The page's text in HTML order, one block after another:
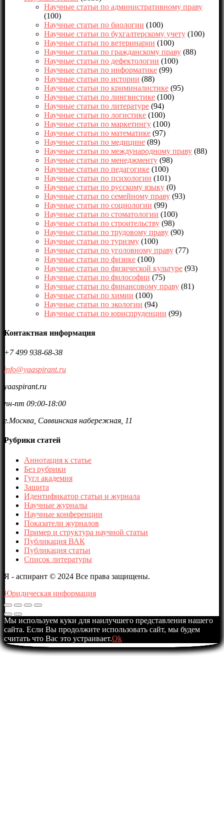
Научные статьи по административному праву
(100)
Научные статьи по биологии (100)
Научные статьи по бухгалтерскому учету (100)
Научные статьи по ветеринарии (100)
Научные статьи по гражданскому праву (88)
Научные статьи по дефектологии (100)
Научные статьи по информатике (99)
Научные статьи по истории (88)
Научные статьи по криминалистике (95)
Научные статьи по лингвистике (100)
Научные статьи по литературе (94)
Научные статьи по логистике (100)
Научные статьи по маркетингу (100)
Научные статьи по математике (97)
Научные статьи по медицине (89)
Научные статьи по международному праву (88)
Научные статьи по менеджменту (98)
Научные статьи по педагогике (100)
Научные статьи по психологии (101)
Научные статьи по русскому языку (0)
Научные статьи по семейному праву (93)
Научные статьи по социологии (99)
Научные статьи по стоматологии (100)
Научные статьи по строительству (98)
Научные статьи по трудовому праву (90)
Научные статьи по туризму (100)
Научные статьи по уголовному праву (77)
Научные статьи по физике (100)
Научные статьи по физической культуре (93)
Научные статьи по философии (75)
Научные статьи по финансовому праву (81)
Научные статьи по химии (100)
Научные статьи по экологии (94)
Научные статьи по юриспруденции (99)
Контактная информация
+7 499 938-68-38
info@yaaspirant.ru
yaaspirant.ru
пн-пт 09:00-18:00
г.Москва, Саввинская набережная, 11
Рубрики статей
Аннотация к статье
Без рубрики
Гугл академия
Защита
Идентификатор статьи и журнала
Научные журналы
Научные конференции
Показатели журналов
Пример и структура научной статьи
Публикация ВАК
Публикация статьи
Список литературы
Я - аспирант © 2024 Все права защищены.
Юридическая информация
Мы используем куки для наилучшего представления нашего
сайта. Если Вы продолжите использовать сайт, мы будем
считать что Вас это устраивает.Ok